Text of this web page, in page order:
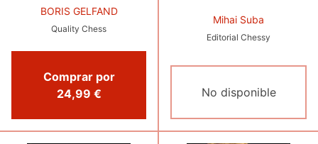
BORIS GELFAND
Quality Chess
Comprar por
24,99 €
Mihai Suba
Editorial Chessy
No disponible